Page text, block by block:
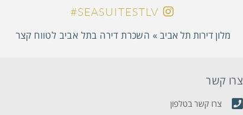
SEASUITESTLV#
מלון דירות תל אביב» השכרת דירה בתל אביב לטווח קצר
צרו קשר
צרו קשר בטלפון